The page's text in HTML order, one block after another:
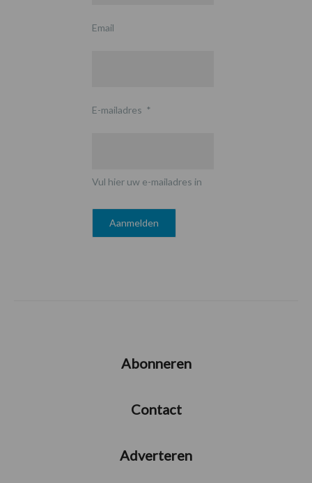
Email
E-mailadres *
Vul hier uw e-mailadres in
Abonneren
Contact
Adverteren